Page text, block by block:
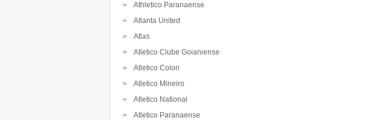
Athletico Paranaense
Atlanta United
Atlas
Atletico Clube Goianiense
Atletico Colon
Atletico Mineiro
Atletico National
Atletico Paranaense